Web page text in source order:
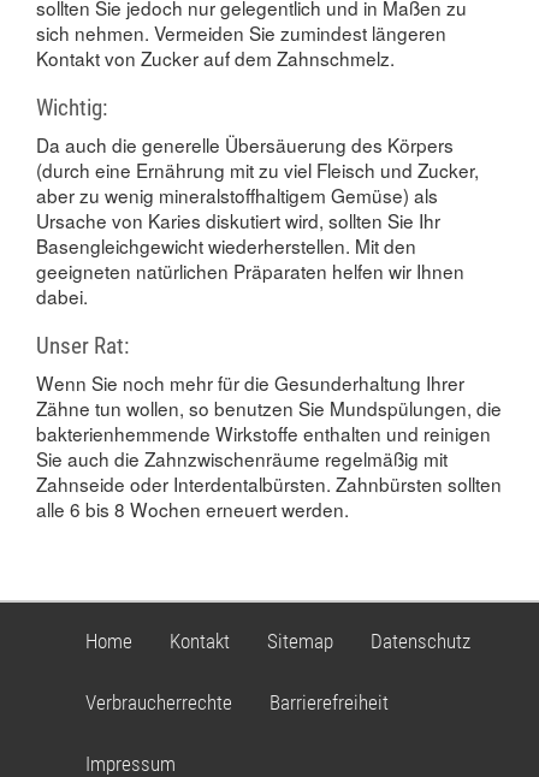
sollten Sie jedoch nur gelegentlich und in Maßen zu
sich nehmen. Vermeiden Sie zumindest längeren
Kontakt von Zucker auf dem Zahnschmelz.
Wichtig:
Da auch die generelle Übersäuerung des Körpers
(durch eine Ernährung mit zu viel Fleisch und Zucker,
aber zu wenig mineralstoffhaltigem Gemüse) als
Ursache von Karies diskutiert wird, sollten Sie Ihr
Basengleichgewicht wiederherstellen. Mit den
geeigneten natürlichen Präparaten helfen wir Ihnen
dabei.
Unser Rat:
Wenn Sie noch mehr für die Gesunderhaltung Ihrer
Zähne tun wollen, so benutzen Sie Mundspülungen, die
bakterienhemmende Wirkstoffe enthalten und reinigen
Sie auch die Zahnzwischenräume regelmäßig mit
Zahnseide oder Interdentalbürsten. Zahnbürsten sollten
alle 6 bis 8 Wochen erneuert werden.
Home Kontakt Sitemap Datenschutz
Verbraucherrechte Barrierefreiheit
Impressum